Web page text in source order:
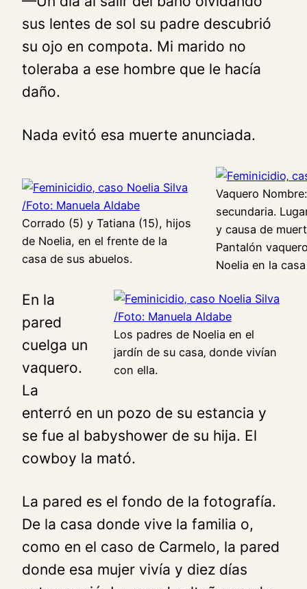
sus lentes de sol su padre descubrió
su ojo en compota. Mi marido no
toleraba a ese hombre que le hacía
daño.
Nada evitó esa muerte anunciada.
Corrado (5) y Tatiana (15), hijos
de Noelia, en el frente de la
casa de sus abuelos.
Los padres de Noelia en el
jardín de su casa‚ donde vivían
con ella.
Vaquero
secundaria.
y causa de
Pantalón
Noelia en la
En la
pared
cuelga un
vaquero.
La
enterró en un pozo de su estancia y
se fue al babyshower de su hija. El
cowboy la mató.
La pared es el fondo de la fotografía.
De la casa donde vive la familia o,
como en el caso de Carmelo, la pared
donde esa mujer vivía y diez días